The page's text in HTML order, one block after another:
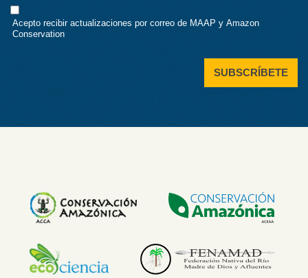
Consent
Acepto recibir actualizaciones por correo de MAAP y Amazon
Conservation